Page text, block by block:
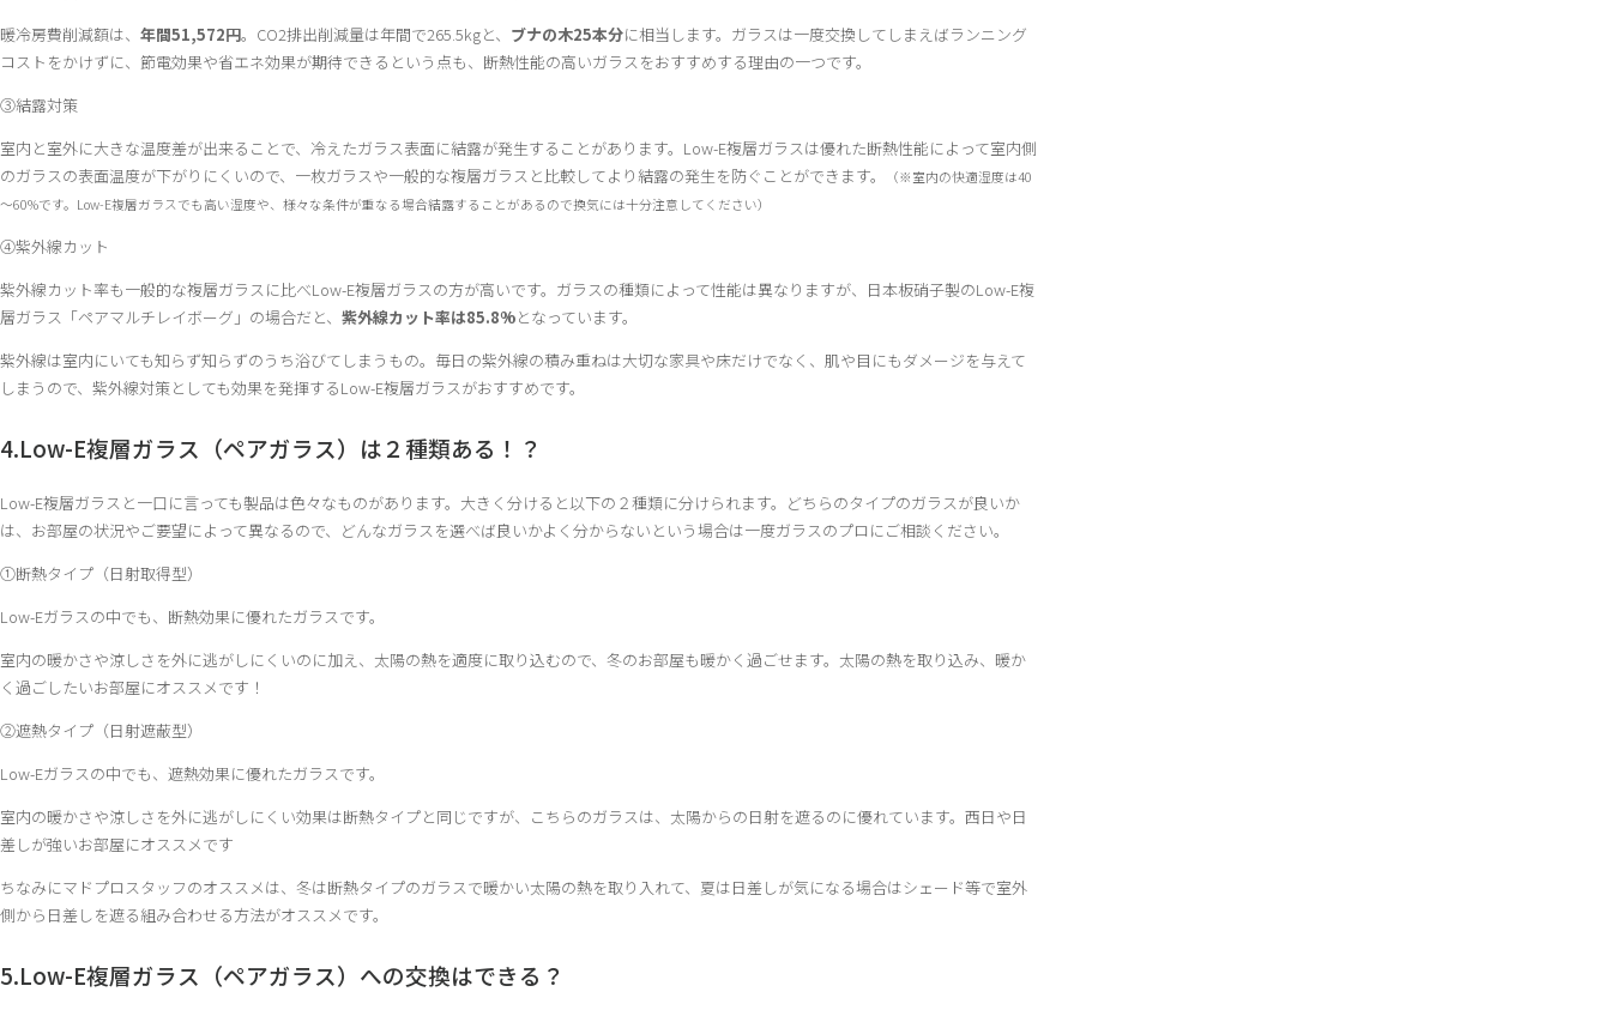
暖冷房費削減額は、 年間51,572円。CO2排出削減量は年間で265.5kgと、 ブナの木25本分に相当します。ガラスは一度交換してしまえばランニング
コストをかけずに、節電効果や省エネ効果が期待できるという点も、断熱性能の高いガラスをおすすめする理由の一つです。
③結露対策
室内と室外に大きな温度差が出来ることで、冷えたガラス表面に結露が発生することがあります。Low-E複層ガラスは優れた断熱性能によって室内側
のガラスの表面温度が下がりにくいので、一枚ガラスや一般的な複層ガラスと比較してより結露の発生を防ぐことができます。
（※室内の快適湿度は40
～60%です。Low-E複層ガラスでも高い湿度や、様々な条件が重なる場合結露することがあるので換気には十分注意してください）
④紫外線カット
紫外線カット率も一般的な複層ガラスに比べLow-E複層ガラスの方が高いです。ガラスの種類によって性能は異なりますが、日本板硝子製のLow-E複
層ガラス「ペアマルチレイボーグ」の場合だと、 紫外線カット率は85.8%となっています。
紫外線は室内にいても知らず知らずのうち浴びてしまうもの。毎日の紫外線の積み重ねは大切な家具や床だけでなく、肌や目にもダメージを与えて
しまうので、紫外線対策としても効果を発揮するLow-E複層ガラスがおすすめです。
4.Low-E複層ガラス（ペアガラス）は２種類ある！？
Low-E複層ガラスと一口に言っても製品は色々なものがあります。大きく分けると以下の２種類に分けられます。どちらのタイプのガラスが良いか
は、お部屋の状況やご要望によって異なるので、どんなガラスを選べば良いかよく分からないという場合は一度ガラスのプロにご相談ください。
①断熱タイプ（日射取得型）
Low-Eガラスの中でも、断熱効果に優れたガラスです。
室内の暖かさや涼しさを外に逃がしにくいのに加え、太陽の熱を適度に取り込むので、冬のお部屋も暖かく過ごせます。太陽の熱を取り込み、暖か
く過ごしたいお部屋にオススメです！
②遮熱タイプ（日射遮蔽型）
Low-Eガラスの中でも、遮熱効果に優れたガラスです。
室内の暖かさや涼しさを外に逃がしにくい効果は断熱タイプと同じですが、こちらのガラスは、太陽からの日射を遮るのに優れています。西日や日
差しが強いお部屋にオススメです
ちなみにマドプロスタッフのオススメは、冬は断熱タイプのガラスで暖かい太陽の熱を取り入れて、夏は日差しが気になる場合はシェード等で室外
側から日差しを遮る組み合わせる方法がオススメです。
5.Low-E複層ガラス（ペアガラス）への交換はできる？